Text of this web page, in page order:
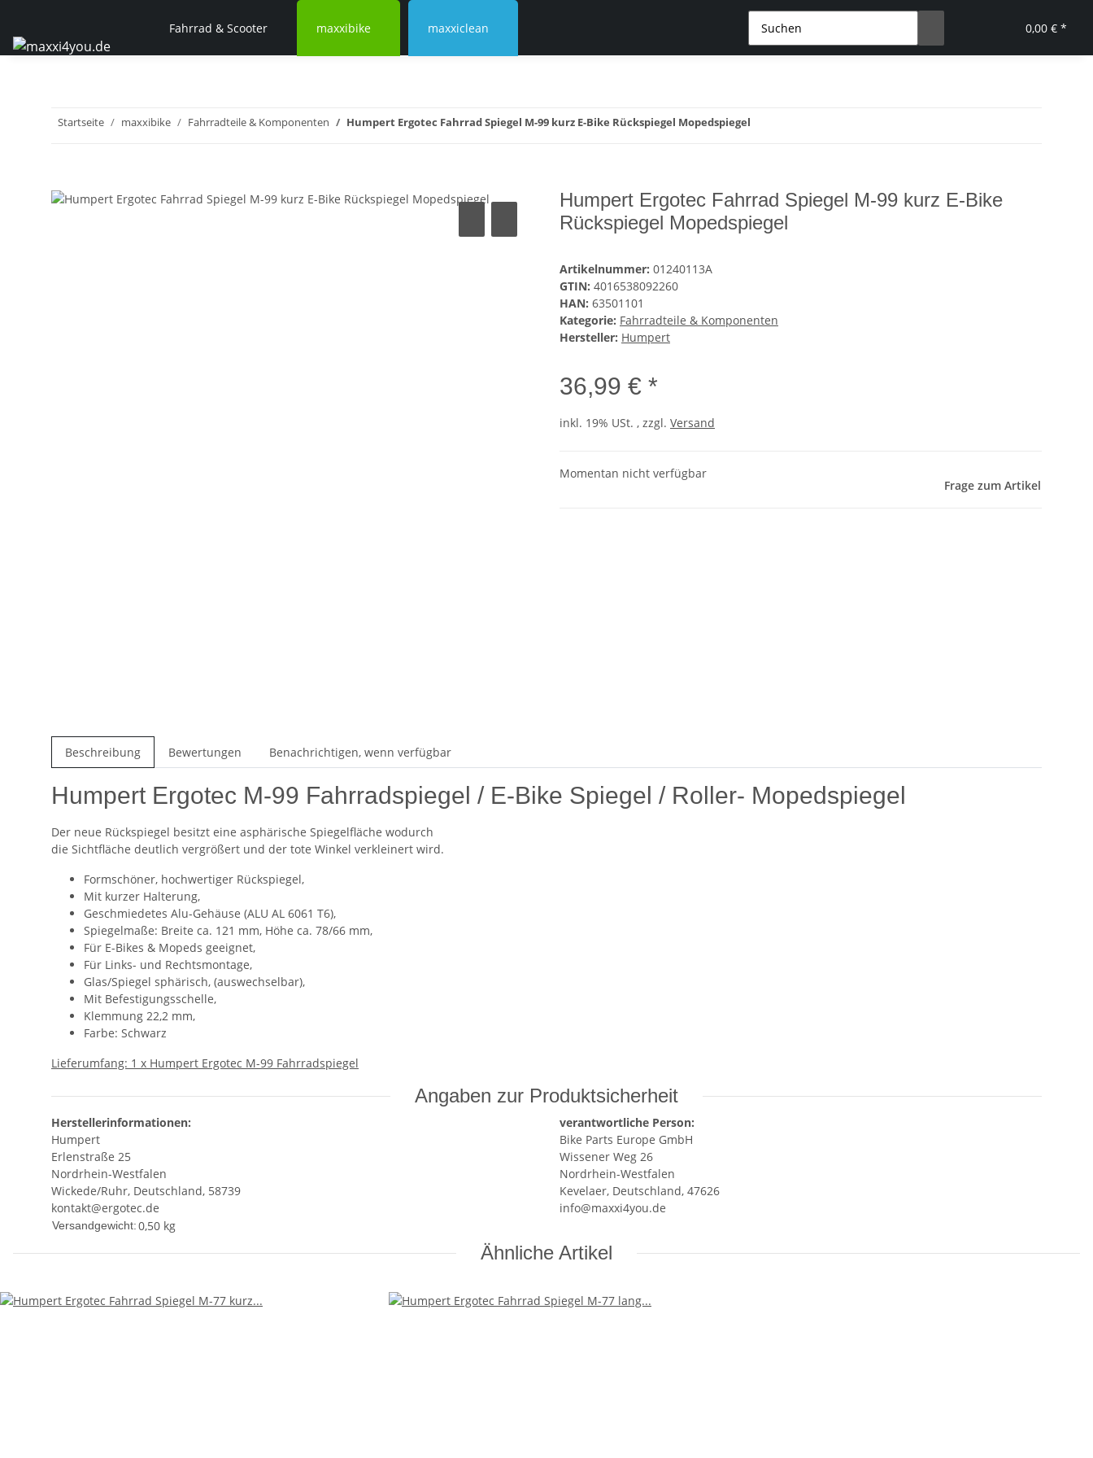
0,00 € *
Fahrrad & Scooter maxxibike maxxiclean
Startseite maxxibike Fahrradteile & Komponenten Humpert Ergotec Fahrrad Spiegel M-99 kurz E-Bike Rückspiegel Mopedspiegel
Humpert Ergotec Fahrrad Spiegel M-99 kurz E-Bike
Rückspiegel Mopedspiegel
Artikelnummer: 01240113A
GTIN: 4016538092260
HAN: 63501101
Kategorie: Fahrradteile & Komponenten
Hersteller: Humpert
36,99 € *
inkl. 19% USt. , zzgl. Versand
Momentan nicht verfügbar
Frage zum Artikel
Beschreibung Bewertungen Benachrichtigen, wenn verfügbar
Humpert Ergotec M-99 Fahrradspiegel / E-Bike Spiegel / Roller- Mopedspiegel
Der neue Rückspiegel besitzt eine asphärische Spiegelfläche wodurch
die Sichtfläche deutlich vergrößert und der tote Winkel verkleinert wird.
Formschöner, hochwertiger Rückspiegel,
Mit kurzer Halterung,
Geschmiedetes Alu-Gehäuse (ALU AL 6061 T6),
Spiegelmaße: Breite ca. 121 mm, Höhe ca. 78/66 mm,
Für E-Bikes & Mopeds geeignet,
Für Links- und Rechtsmontage,
Glas/Spiegel sphärisch, (auswechselbar),
Mit Befestigungsschelle,
Klemmung 22,2 mm,
Farbe: Schwarz
Lieferumfang: 1 x Humpert Ergotec M-99 Fahrradspiegel
Angaben zur Produktsicherheit
Herstellerinformationen:
Humpert
Erlenstraße 25
Nordrhein-Westfalen
Wickede/Ruhr, Deutschland, 58739
kontakt@ergotec.de
verantwortliche Person:
Bike Parts Europe GmbH
Wissener Weg 26
Nordrhein-Westfalen
Kevelaer, Deutschland, 47626
info@maxxi4you.de
Versandgewicht:0,50 kg
Ähnliche Artikel